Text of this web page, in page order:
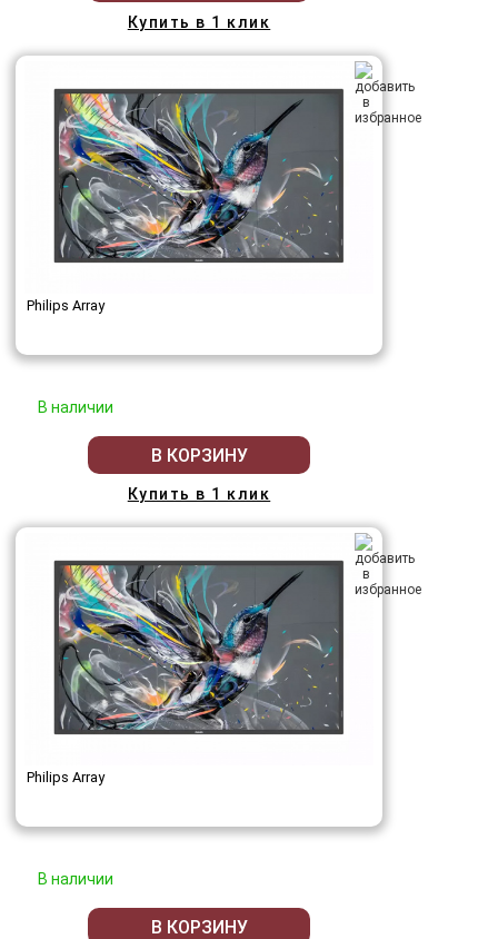
Купить в 1 клик
Philips Array
В наличии
В КОРЗИНУ
Купить в 1 клик
Philips Array
В наличии
В КОРЗИНУ